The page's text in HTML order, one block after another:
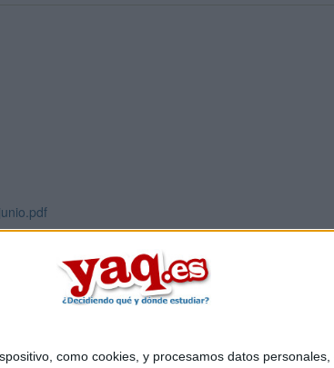
como cookies, y procesamos datos
Quiénes somos|Contactar|Anúnciate